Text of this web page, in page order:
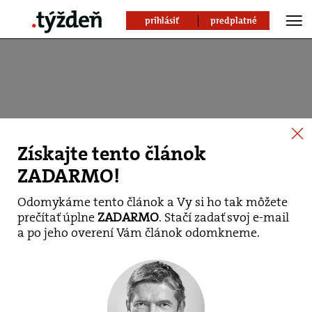
prihlásiť predplatné
Získajte tento článok
ZADARMO!
Odomykáme tento článok a Vy si ho tak môžete
prečítať úplneZADARMO. Stačí zadať svoj e-mail
a po jeho overení Vám článok odomkneme.
Samotesty majú
dostávať i učitelia,
ministerstvo